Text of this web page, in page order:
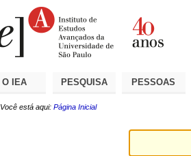
O IEA PESQUISA PESSOAS
Você está aqui: Página Inicial